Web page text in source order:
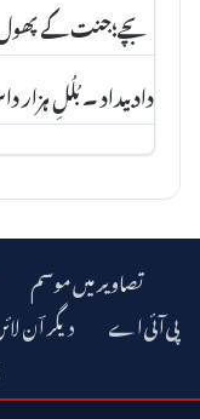
بچے؛جنت کے پھول
داد بیداد ۔ بُلُلِ ہزار
تصاویر میں موسم
دیگر اؔن